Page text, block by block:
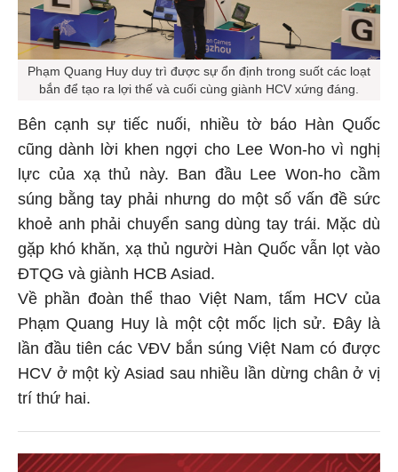
Phạm Quang Huy duy trì được sự ổn định trong suốt các loạt
bắn để tạo ra lợi thế và cuối cùng giành HCV xứng đáng.
Bên cạnh sự tiếc nuối, nhiều tờ báo Hàn Quốc
cũng dành lời khen ngợi cho Lee Won-ho vì nghị
lực của xạ thủ này. Ban đầu Lee Won-ho cầm
súng bằng tay phải nhưng do một số vấn đề sức
khoẻ anh phải chuyển sang dùng tay trái. Mặc dù
gặp khó khăn, xạ thủ người Hàn Quốc vẫn lọt vào
ĐTQG và giành HCB Asiad.
Về phần đoàn thể thao Việt Nam, tấm HCV của
Phạm Quang Huy là một cột mốc lịch sử. Đây là
lần đầu tiên các VĐV bắn súng Việt Nam có được
HCV ở một kỳ Asiad sau nhiều lần dừng chân ở vị
trí thứ hai.